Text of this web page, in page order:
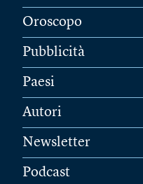
Oroscopo
Pubblicità
Paesi
Autori
Newsletter
Podcast